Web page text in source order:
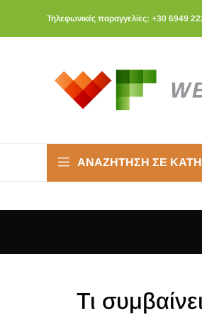
Τηλεφωνικές παραγγελίες: +30 6949
ΑΝΑΖΉΤΗΣΗ ΣΕ
Τι